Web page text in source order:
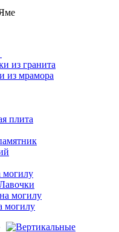
из гранита
из мрамора
плита
могилу
могилу
могилу